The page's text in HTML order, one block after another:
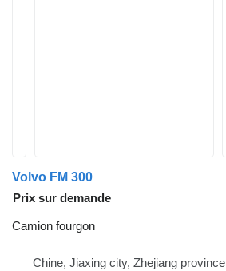
Volvo FM 300
Prix sur demande
Camion fourgon
Chine, Jiaxing city, Zhejiang province